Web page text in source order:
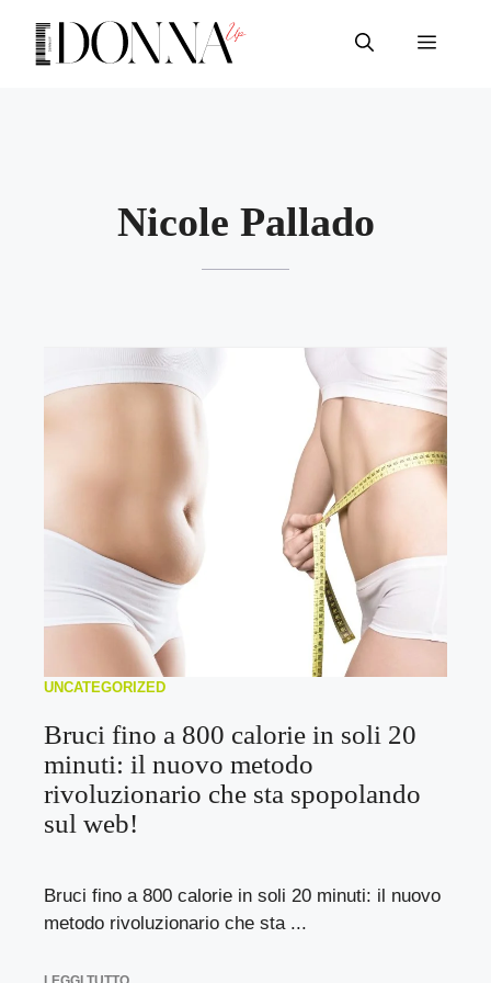
contenuto
Menu
Nicole Pallado
UNCATEGORIZED
Bruci fino a 800 calorie in soli 20
minuti: il nuovo metodo
rivoluzionario che sta spopolando
sul web!
Bruci fino a 800 calorie in soli 20 minuti: il nuovo
metodo rivoluzionario che sta ...